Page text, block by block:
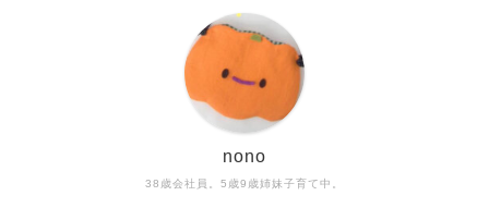
38歳会社員。5歳9歳姉妹子育て中。
nono